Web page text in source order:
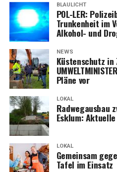
BLAULICHT
POL-LER:
Trun­ken­heit im
Alko­hol- und
NEWS
Küs­ten­schutz in
Plä­ne vor
LOKAL
Rad­weg­aus­bau
Esklum:
LOKAL
Gemein­sam
Tafel im Einsatz